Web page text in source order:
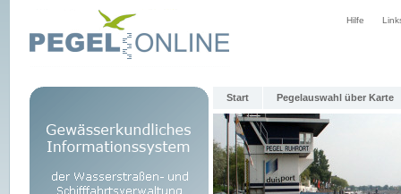
Hilfe
Start Pegelauswahl über Karte